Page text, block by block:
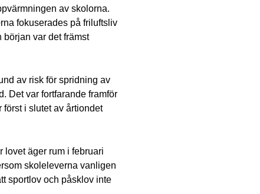
av skolorna.
fokuserades på friluftsliv
var det främst
av risk för spridning av
Det var fortfarande framför
i slutet av årtiondet
lovet äger rum i februari
skoleleverna vanligen
sportlov och påsklov inte